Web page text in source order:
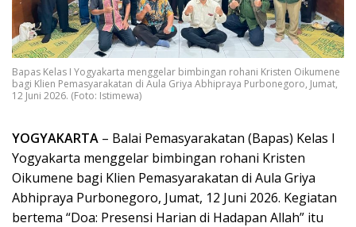
Bapas Kelas I Yogyakarta menggelar bimbingan rohani Kristen Oikumene
bagi Klien Pemasyarakatan di Aula Griya Abhipraya Purbonegoro, Jumat,
12 Juni 2026. (Foto: Istimewa)
YOGYAKARTA – Balai Pemasyarakatan (Bapas) Kelas I
Yogyakarta menggelar bimbingan rohani Kristen
Oikumene bagi Klien Pemasyarakatan di Aula Griya
Abhipraya Purbonegoro, Jumat, 12 Juni 2026. Kegiatan
bertema “Doa: Presensi Harian di Hadapan Allah” itu